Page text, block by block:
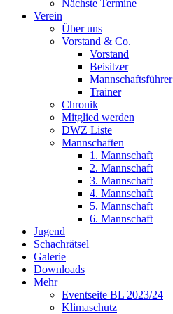
Nächste Termine
Verein
Über uns
Vorstand & Co.
Vorstand
Beisitzer
Mannschaftsführer
Trainer
Chronik
Mitglied werden
DWZ Liste
Mannschaften
1. Mannschaft
2. Mannschaft
3. Mannschaft
4. Mannschaft
5. Mannschaft
6. Mannschaft
Jugend
Schachrätsel
Galerie
Downloads
Mehr
Eventseite BL 2023/24
Klimaschutz